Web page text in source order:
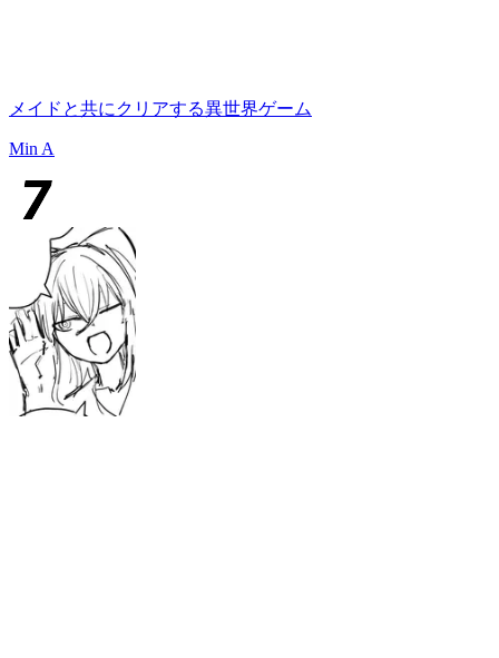
メイドと共にクリアする異世界ゲーム
Min A